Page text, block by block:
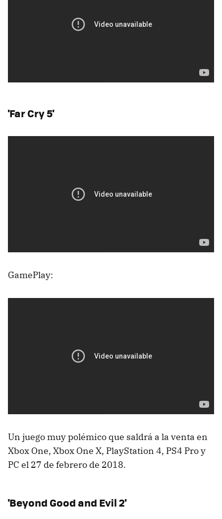
'Far Cry 5'
GamePlay:
Un juego muy polémico que saldrá a la venta en
Xbox One, Xbox One X, PlayStation 4, PS4 Pro y
PC el 27 de febrero de 2018.
'Beyond Good and Evil 2'